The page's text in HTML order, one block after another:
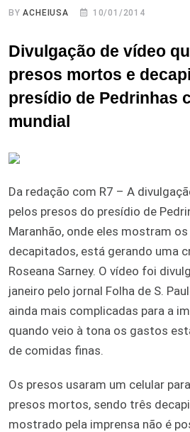
BYACHEIUSA 10/01/2014
Divulgação de vídeo
presos mortos e
presídio de Pedrinhas
mundial
Da redação com R7 – A
pelos presos do presídio de
Maranhão, onde eles mostram
decapitados, está gerando uma
Roseana Sarney. O vídeo foi
janeiro pelo jornal Folha de S.
ainda mais complicadas para a
quando veio à tona os gastos
de comidas finas.
Os presos usaram um celular
presos mortos, sendo três
mostrado pela imprensa não é